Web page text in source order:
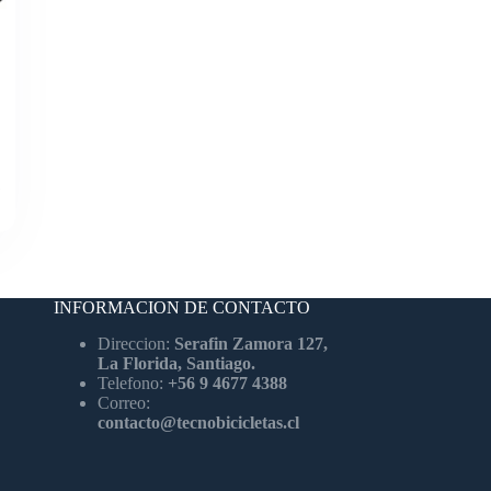
INFORMACION DE CONTACTO
Direccion: Serafin Zamora 127,
La Florida, Santiago.
Telefono: +56 9 4677 4388
Correo:
contacto@tecnobicicletas.cl